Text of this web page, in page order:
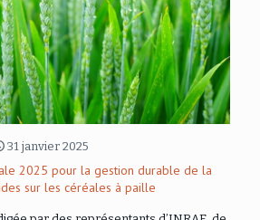
31 janvier 2025
2025 pour la gestion durable de la
sur les céréales à paille